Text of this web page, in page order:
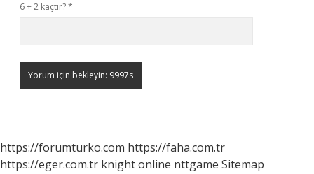
6 + 2 kaçtır?*
https://forumturko.com https://faha.com.tr
https://eger.com.tr knight online nttgame Sitemap